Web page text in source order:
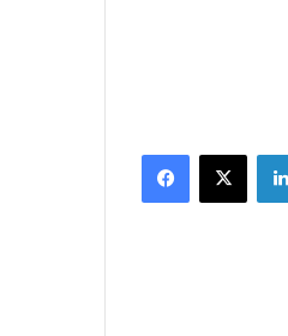
Facebook
X